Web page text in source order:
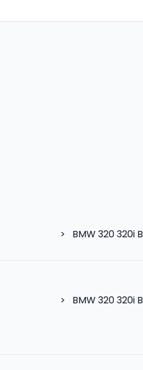
> BMW 320 320i
> BMW 320 320i